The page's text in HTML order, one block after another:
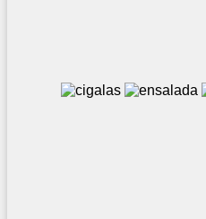
Al principio todo
Carlos
Gambas,
Nada hacía
platos con
era lo que en
y nadie imaginó